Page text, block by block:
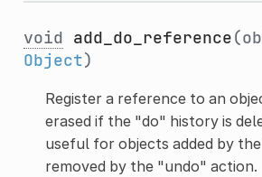
void add_do_reference
Object)
Register a reference to an
erased if the "do" history is
useful for objects added by
removed by the "undo" action.